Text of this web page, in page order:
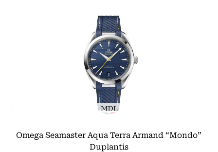
Omega Seamaster Aqua Terra Armand “Mondo”
Duplantis